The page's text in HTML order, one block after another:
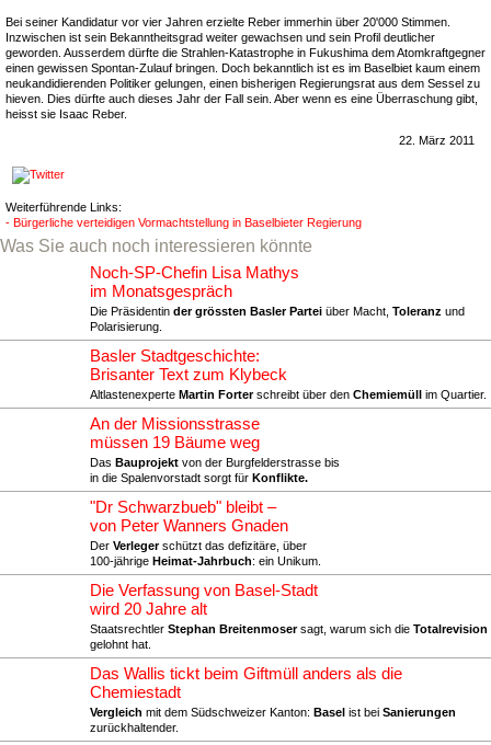
Bei seiner Kandidatur vor vier Jahren erzielte Reber immerhin über 20'000 Stimmen.
Inzwischen ist sein Bekanntheitsgrad weiter gewachsen und sein Profil deutlicher
geworden. Ausserdem dürfte die Strahlen-Katastrophe in Fukushima dem Atomkraftgegner
einen gewissen Spontan-Zulauf bringen. Doch bekanntlich ist es im Baselbiet kaum einem
neukandidierenden Politiker gelungen, einen bisherigen Regierungsrat aus dem Sessel zu
hieven. Dies dürfte auch dieses Jahr der Fall sein. Aber wenn es eine Überraschung gibt,
heisst sie Isaac Reber.
22. März 2011
Weiterführende Links:
- Bürgerliche verteidigen Vormachtstellung in Baselbieter Regierung
Was Sie auch noch interessieren könnte
Noch-SP-Chefin Lisa Mathys
im Monatsgespräch
Die Präsidentin der grössten Basler Partei über Macht, Toleranz und
Polarisierung.
Basler Stadtgeschichte:
Brisanter Text zum Klybeck
Altlastenexperte Martin Forterschreibt über den Chemiemüll im Quartier.
An der Missionsstrasse
müssen 19 Bäume weg
Das Bauprojekt von der Burgfelderstrasse bis
in die Spalenvorstadt sorgt für Konflikte.
"Dr Schwarzbueb" bleibt –
von Peter Wanners Gnaden
Der Verlegerschützt das defizitäre, über
100-jährige Heimat-Jahrbuch: ein Unikum.
Die Verfassung von Basel-Stadt
wird 20 Jahre alt
Staatsrechtler Stephan Breitenmosersagt, warum sich die Totalrevision
gelohnt hat.
Das Wallis tickt beim Giftmüll anders als die
Chemiestadt
Vergleich mit dem Südschweizer Kanton: Basel ist bei Sanierungen
zurückhaltender.